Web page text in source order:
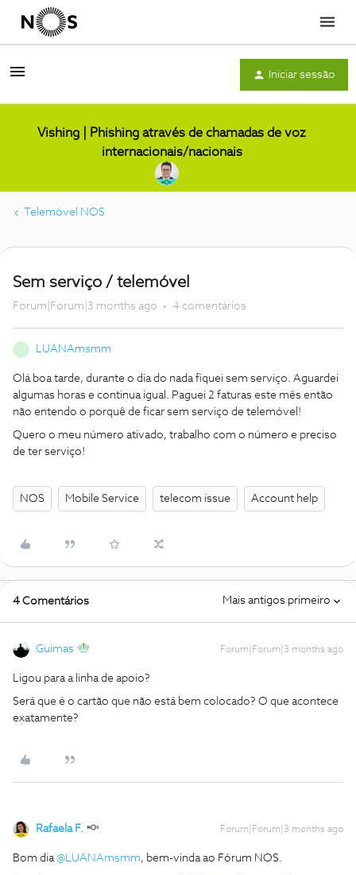
Menu
Iniciar sessão
Vishing | Phishing através de chamadas de voz
internacionais/nacionais
Telemóvel NOS
Sem serviço / telemóvel
Forum|Forum|3 months ago 4 comentários
LUANAmsmm
Olá boa tarde, durante o dia do nada fiquei sem serviço. Aguardei
algumas horas e continua igual. Paguei 2 faturas este mês então
não entendo o porquê de ficar sem serviço de telemóvel!
Quero o meu número ativado, trabalho com o número e preciso
de ter serviço!
NOS Mobile Service telecom issue Account help
4 Comentários Mais antigos primeiro
Guimas Forum|Forum|3 months ago
Ligou para a linha de apoio?
Será que é o cartão que não está bem colocado? O que acontece
exatamente?
Rafaela F. Forum|Forum|3 months ago
Bom dia ​@LUANAmsmm, bem-vinda ao Fórum NOS.